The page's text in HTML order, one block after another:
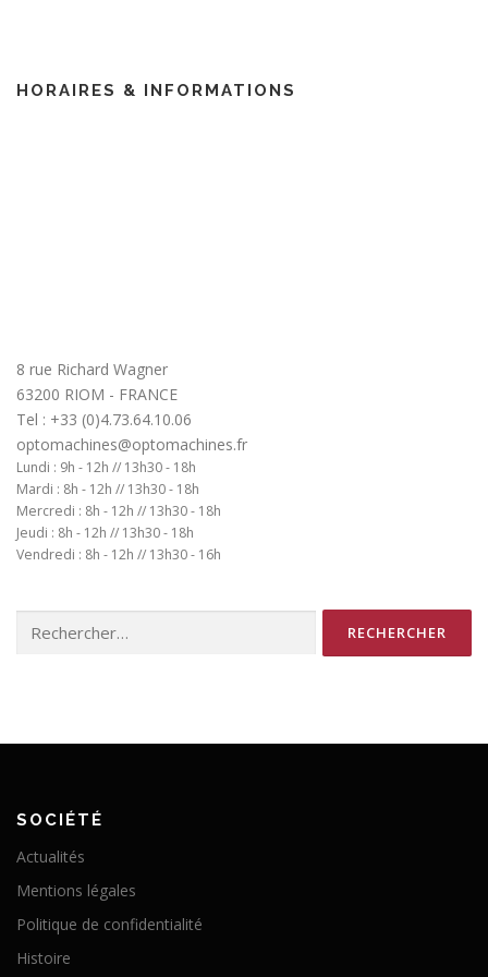
HORAIRES & INFORMATIONS
8 rue Richard Wagner
63200 RIOM - FRANCE
Tel : +33 (0)4.73.64.10.06
optomachines@optomachines.fr
Lundi : 9h - 12h // 13h30 - 18h
Mardi : 8h - 12h // 13h30 - 18h
Mercredi : 8h - 12h // 13h30 - 18h
Jeudi : 8h - 12h // 13h30 - 18h
Vendredi : 8h - 12h // 13h30 - 16h
SOCIÉTÉ
Actualités
Mentions légales
Politique de confidentialité
Histoire